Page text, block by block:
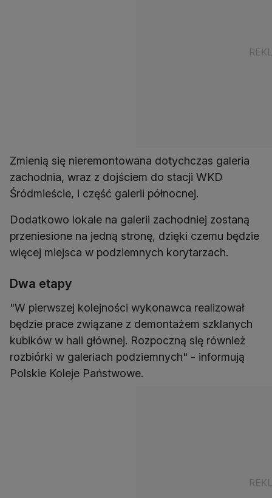
Zmienią się nieremontowana dotychczas galeria
zachodnia, wraz z dojściem do stacji WKD
Śródmieście, i część galerii północnej.
Dodatkowo lokale na galerii zachodniej zostaną
przeniesione na jedną stronę, dzięki czemu będzie
więcej miejsca w podziemnych korytarzach.
Dwa etapy
"W pierwszej kolejności wykonawca realizował
będzie prace związane z demontażem szklanych
kubików w hali głównej. Rozpoczną się również
rozbiórki w galeriach podziemnych" - informują
Polskie Koleje Państwowe.